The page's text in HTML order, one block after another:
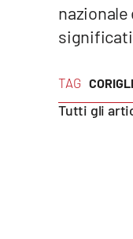
TAG
Tutti gli
nazionale